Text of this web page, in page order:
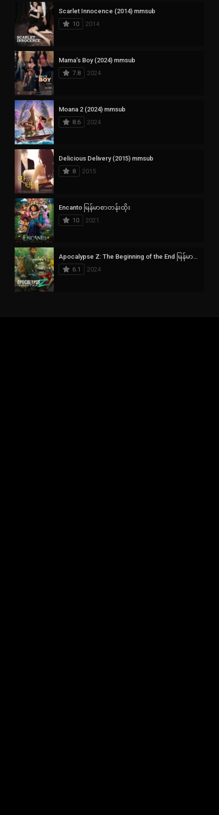
Scarlet Innocence (2014) mmsub
10
2014
Mama’s Boy (2024) mmsub
7.8
2024
Moana 2 (2024) mmsub
8.6
2024
Delicious Delivery (2015) mmsub
8
2015
Encanto မြန်မာစာတန်းထိုး
10
2021
Apocalypse Z: The Beginning of the End မြန်မာစာတန်းထိုး
6.1
2024